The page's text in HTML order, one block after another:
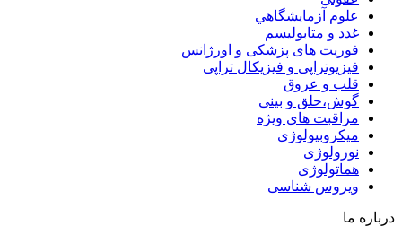
علوم آزمايشگاهي
غدد و متابولیسم
فوریت های پزشکی و اورژانس
فیزیوتراپی و فیزیکال تراپی
قلب و عروق
گوش،حلق و بینی
مراقبت های ویژه
میکروبیولوژی
نورولوژی
هماتولوژی
ویروس شناسی
درباره ما